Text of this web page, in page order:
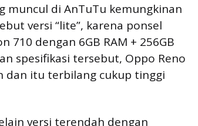
muncul di AnTuTu kemungkinan
versi “lite”, karena ponsel
dengan 6GB RAM + 256GB
spesifikasi tersebut, Oppo Reno
dan itu terbilang cukup tinggi
versi terendah dengan